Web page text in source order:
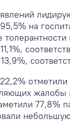
на
жалобы
77,8%